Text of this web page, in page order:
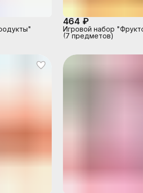
464 ₽
Игровой набор
(7 предметов)